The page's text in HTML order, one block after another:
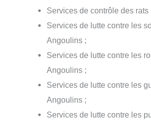
Services de contrôle des rats
Services de lutte contre les
Angoulins ;
Services de lutte contre les
Angoulins ;
Services de lutte contre les
Angoulins ;
Services de lutte contre les